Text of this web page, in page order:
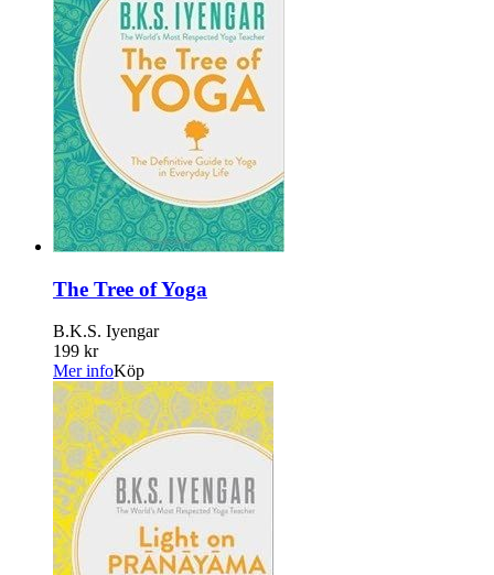
The Tree of Yoga
B.K.S. Iyengar
199 kr
Mer infoKöp